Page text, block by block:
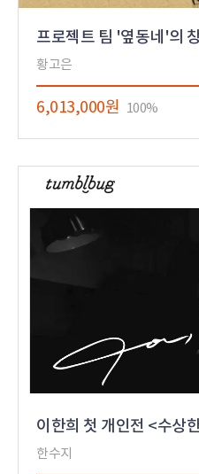
황고은
6,013,000원 100%
이한희 첫 개인전 <수상
한수지